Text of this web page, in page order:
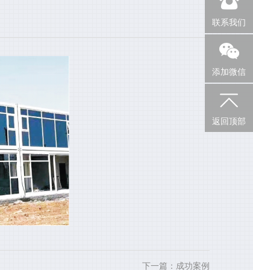
下一篇：成功案例
联系我们
添加微信
返回顶部